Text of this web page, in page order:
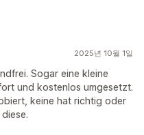
2025년 10월 1일
Sogar eine kleine
und kostenlos umgesetzt.
keine hat richtig oder